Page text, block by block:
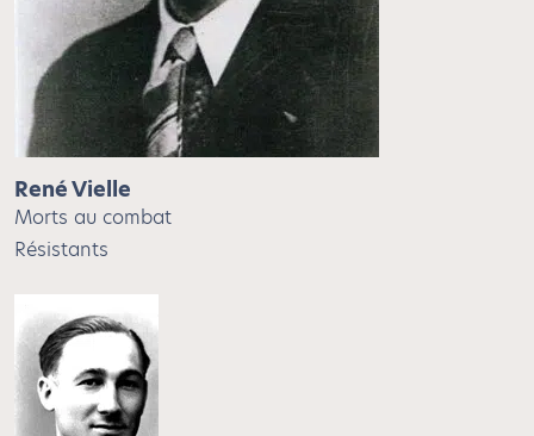
René Vielle
Morts au combat
Résistants